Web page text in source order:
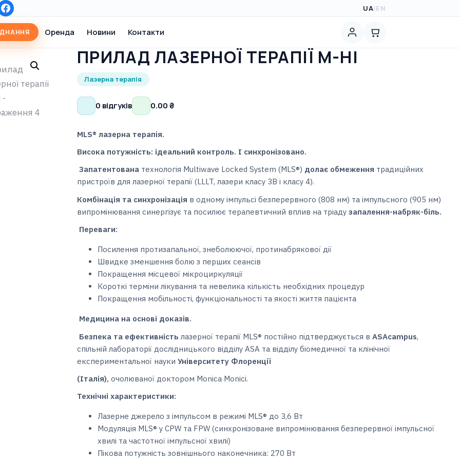
UA|EN
Оренда Новини Контакти
ПРИЛАД ЛАЗЕРНОЇ ТЕРАПІЇ M-HI
Лазерна терапія
0 відгуків 0.00₴
MLS® лазерна терапія.
Висока потужність: ідеальний контроль. І синхронізовано.
Запатентована технологія Multiwave Locked System (MLS®) долає обмеження традиційних
пристроїв для лазерної терапії (LLLT, лазери класу 3B і класу 4).
Комбінація та синхронізація в одному імпульсі безперервного (808 нм) та імпульсного (905 нм)
випромінювання синергізує та посилює терапевтичний вплив на тріаду запалення-набряк-біль.
Переваги:
Посилення протизапальної, знеболюючої, протинабрякової дії
Швидке зменшення болю з перших сеансів
Покращення місцевої мікроциркуляції
Короткі терміни лікування та невелика кількість необхідних процедур
Покращення мобільності, функціональності та якості життя пацієнта
Медицина на основі доказів.
Безпека та ефективність лазерної терапії MLS® постійно підтверджується в ASAcampus,
спільній лабораторії дослідницького відділу ASA та відділу біомедичної та клінічної
експериментальної науки Університету Флоренції
(Італія),очолюваної доктором Monica Monici.
Технічні характеристики:
Лазерне джерело з імпульсом в режимі MLS® до 3,6 Вт
Модуляція MLS® у CPW та FPW (синхронізоване випромінювання безперервної імпульсної
хвилі та частотної імпульсної хвилі)
Пікова потужність зовнішнього наконечника: 270 Вт